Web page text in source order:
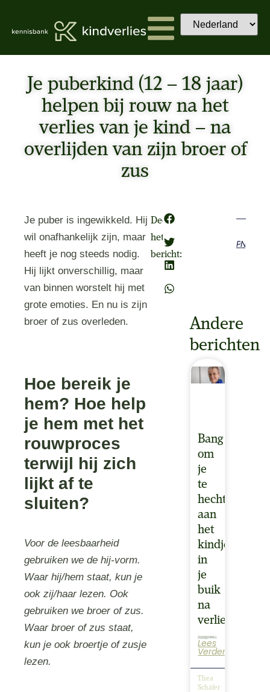
Je puberkind (12 – 18 jaar)
helpen bij rouw na het
verlies van je kind – na
overlijden van zijn broer of
zus
Je puber is ingewikkeld. Hij
wil onafhankelijk zijn, maar
heeft je nog steeds nodig.
Hij lijkt onverschillig, maar
van binnen worstelt hij met
grote emoties. En nu is zijn
broer of zus overleden.
Hoe bereik je
hem? Hoe help
je hem met het
rouwproces
terwijl hij zich
lijkt af te
sluiten?
Voor de leesbaarheid
gebruiken we de hij‑vorm.
Waar hij/hem staat, kun je
ook zij/haar lezen. Ook
gebruiken we broer of zus.
Waar broer of zus staat,
kun je ook broertje of zusje
lezen.
Deel
het
bericht:
Andere
berichten
Bang
om
je
te
hechten
aan
het
kindje
in
je
buik
na
verlies
Lees
Verder
Thea
Schäfer
Previous